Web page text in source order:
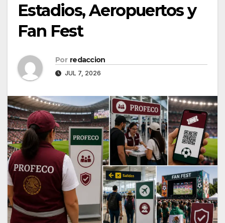
Estadios, Aeropuertos y
Fan Fest
Por redaccion
JUL 7, 2026